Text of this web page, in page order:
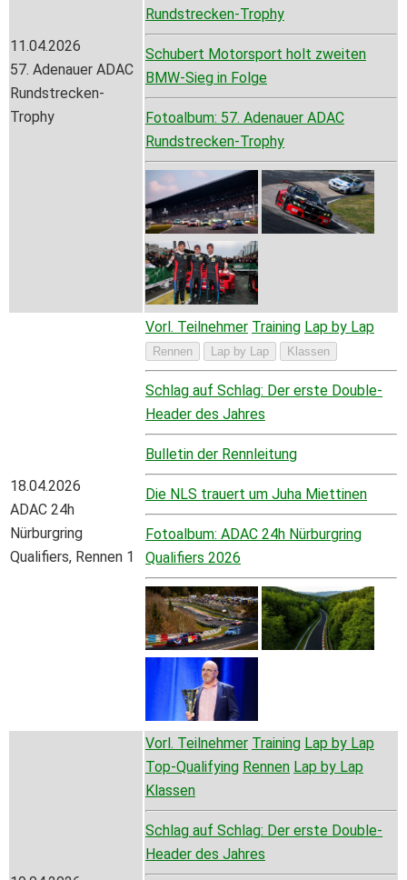
11.04.2026
57. Adenauer ADAC
Rundstrecken-
Trophy
Rundstrecken-Trophy
Schubert Motorsport holt zweiten
BMW-Sieg in Folge
Fotoalbum: 57. Adenauer ADAC
Rundstrecken-Trophy
18.04.2026
ADAC 24h
Nürburgring
Qualifiers, Rennen 1
Vorl. Teilnehmer Training Lap by Lap
Rennen Lap by Lap Klassen
Schlag auf Schlag: Der erste Double-
Header des Jahres
Bulletin der Rennleitung
Die NLS trauert um Juha Miettinen
Fotoalbum: ADAC 24h Nürburgring
Qualifiers 2026
Vorl. Teilnehmer Training Lap by Lap
Top-Qualifying Rennen Lap by Lap
Klassen
Schlag auf Schlag: Der erste Double-
Header des Jahres